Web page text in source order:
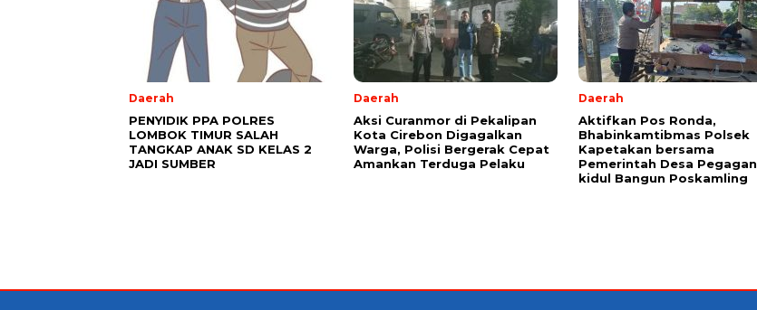
Daerah
PENYIDIK PPA POLRES
LOMBOK TIMUR SALAH
TANGKAP ANAK SD KELAS 2
JADI SUMBER
Daerah
Aksi Curanmor di Pekalipan
Kota Cirebon Digagalkan
Warga, Polisi Bergerak Cepat
Amankan Terduga Pelaku
Daerah
Aktifkan Pos Ronda,
Bhabinkamtibmas Polsek
Kapetakan bersama
Pemerintah Desa Pegagan
kidul Bangun Poskamling